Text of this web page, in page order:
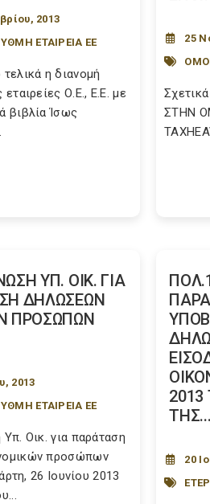
2013
ΕΤΑΙΡΕΙΑ ΕΕ
η διανομή
Ο.Ε., Ε.Ε. με
βιβλία Ίσως
25
ΣΤΗΝ
ΥΠ. ΟΙΚ. ΓΙΑ
ΔΗΛΩΣΕΩΝ
ΠΡΟΣΩΠΩΝ
2013
ΕΤΑΙΡΕΙΑ ΕΕ
Οικ. για παράταση
προσώπων
26 Ιουνίου 2013
ΤΗΣ...
20